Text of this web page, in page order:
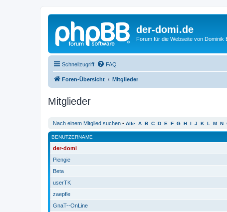
der-domi.de
Forum für die Webseite von Dominik
Schnellzugriff FAQ
Foren-Übersicht Mitglieder
Mitglieder
Nach einem Mitglied suchen • Alle A B C D E F G H I J K L M N
BENUTZERNAME
der-domi
Piengie
Beta
userTK
zaepfle
GnaT--OnLine